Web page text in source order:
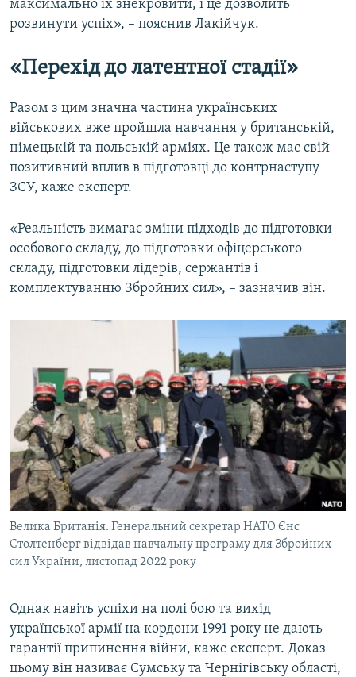
максимально їх знекровити, і це дозволить
розвинути успіх», – пояснив Лакійчук.
«Перехід до латентної стадії»
Разом з цим значна частина українських
військових вже пройшла навчання у британській,
німецькій та польській арміях. Це також має свій
позитивний вплив в підготовці до контрнаступу
ЗСУ, каже експерт.
«Реальність вимагає зміни підходів до підготовки
особового складу, до підготовки офіцерського
складу, підготовки лідерів, сержантів і
комплектуванню Збройних сил», – зазначив він.
Велика Британія. Генеральний секретар НАТО Єнс
Столтенберг відвідав навчальну програму для Збройних
сил України, листопад 2022 року
Однак навіть успіхи на полі бою та вихід
української армії на кордони 1991 року не дають
гарантії припинення війни, каже експерт. Доказ
цьому він називає Сумську та Чернігівську області,